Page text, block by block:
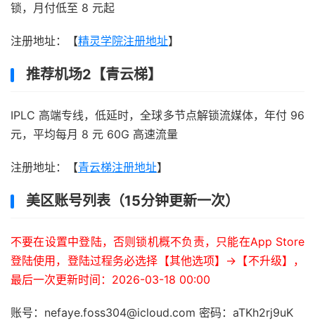
锁，月付低至 8 元起
注册地址：【精灵学院注册地址】
推荐机场2【青云梯】
IPLC 高端专线，低延时，全球多节点解锁流媒体，年付 96
元，平均每月 8 元 60G 高速流量
注册地址：【青云梯注册地址】
美区账号列表（15分钟更新一次）
不要在设置中登陆，否则锁机概不负责，只能在App Store
登陆使用，登陆过程务必选择【其他选项】->【不升级】，
最后一次更新时间：2026-03-18 00:00
账号：nefaye.foss304@icloud.com 密码：aTKh2rj9uK